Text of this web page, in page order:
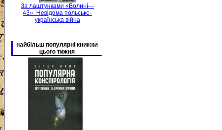
За лаштунками «Волині—
43». Невідома польсько-
українська війна
найбільш популярні книжки
цього тижня